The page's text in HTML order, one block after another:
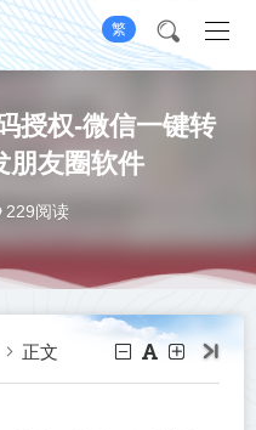
繁
授权-微信一键转
朋友圈软件
229阅读
正文